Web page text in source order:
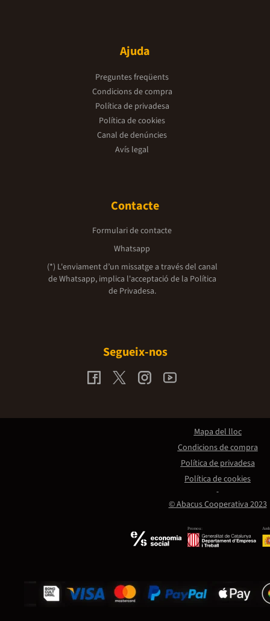
Ajuda
Preguntes freqüents
Condicions de compra
Política de privadesa
Política de cookies
Canal de denúncies
Avís legal
Contacte
Formulari de contacte
Whatsapp
(*) L'enviament d’un missatge a través del canal
de Whatsapp, implica l'acceptació de la Política
de Privadesa.
Segueix-nos
Promou:
© Abacus Cooperativa 2023
Mapa del lloc
Condicions de compra
Política de privadesa
Política de cookies